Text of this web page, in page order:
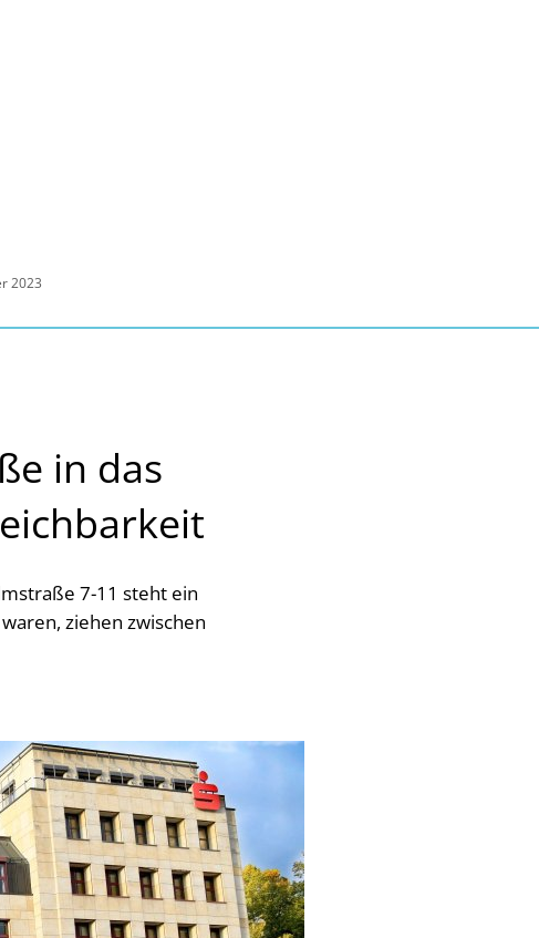
2023
in das
7-11 steht ein
ziehen zwischen